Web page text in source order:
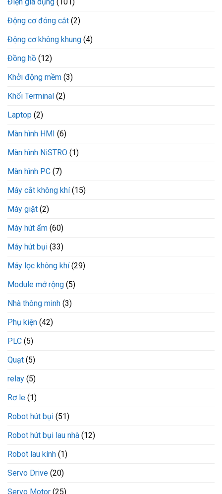
Động cơ đóng cắt (2)
Động cơ không khung (4)
Đồng hồ (12)
Khởi động mềm (3)
Khối Terminal (2)
Laptop (2)
Màn hình HMI (6)
Màn hình NiSTRO (1)
Màn hình PC (7)
Máy cắt không khí(15)
Máy giặt (2)
Máy hút ẩm (60)
Máy hút bụi (33)
Máy lọc không khí(29)
Module mở rộng (5)
Nhà thông minh (3)
Phụ kiện (42)
PLC (5)
Quạt (5)
relay (5)
Rơ le (1)
Robot hút bụi (51)
Robot hút bụi lau nhà (12)
Robot lau kính (1)
Servo Drive (20)
Servo Motor (25)